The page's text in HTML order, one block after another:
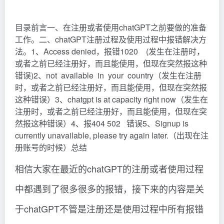
目录前言一、在注册或者使用chatGPT之前要做的准备
工作。二、chatGPT注册过程及使用过程中报错解决方
法。1、Access denied，报错1020 (发生在注册时，
或者之前已经注册好，而且能使用，但现在突然报这种
错误)2、not available in your country（发生在注册
时，或者之前已经注册好，而且能使用，但现在突然报
这种错误）3、chatgpt is at capacity right now（发生在
注册时，或者之前已经注册好，而且能使用，但现在突
然报这种错误）4、报404 502 错误5、Signup is
currently unavailable, please try again later.（出现在注
册账号的时候）总结
相信大家在最近的chatGPT的注册或者使用过程
中都遇到了很多很多的报错，接下来的内容是关
于chatGPT不管是注册还是使用过程中所有报错